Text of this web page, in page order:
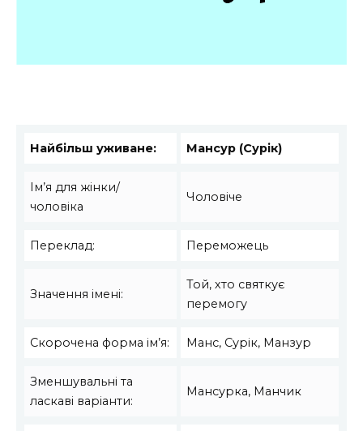
Найбільш уживане: Мансур (Сурік)
Ім’я для жінки/
чоловіка
Чоловіче
Переклад: Переможець
Значення імені:
Той, хто святкує
перемогу
Скорочена форма ім’я: Манс, Сурік, Манзур
Зменшувальні та
ласкаві варіанти:
Мансурка, Манчик